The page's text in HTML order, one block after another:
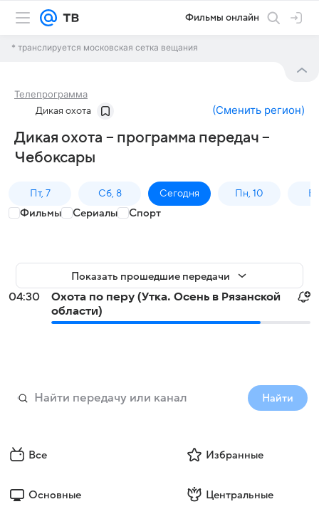
Фильмы онлайн
* транслируется московская сетка вещания
Телепрограмма
Дикая охота (Сменить регион)
Дикая охота – программа передач –
Чебоксары
Пт, 7 Сб, 8 Сегодня Пн, 10
Фильмы Сериалы Спорт
Показать прошедшие передачи
04:30
Охота по перу (Утка. Осень в Рязанской
области)
Найти
Все Избранные
Основные Центральные